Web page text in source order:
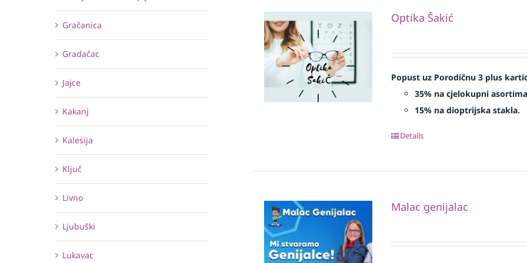
Optika Šakić
Popust uz Porodičnu 3 plus
35% na cjelokupni
15% na dioptrijska stakla.
Details
Malac genijalac
Gračanica
Gradačac
Jajce
Kakanj
Kalesija
Ključ
Livno
Ljubuški
Lukavac